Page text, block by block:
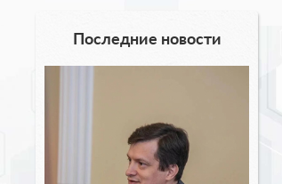
Последние новости